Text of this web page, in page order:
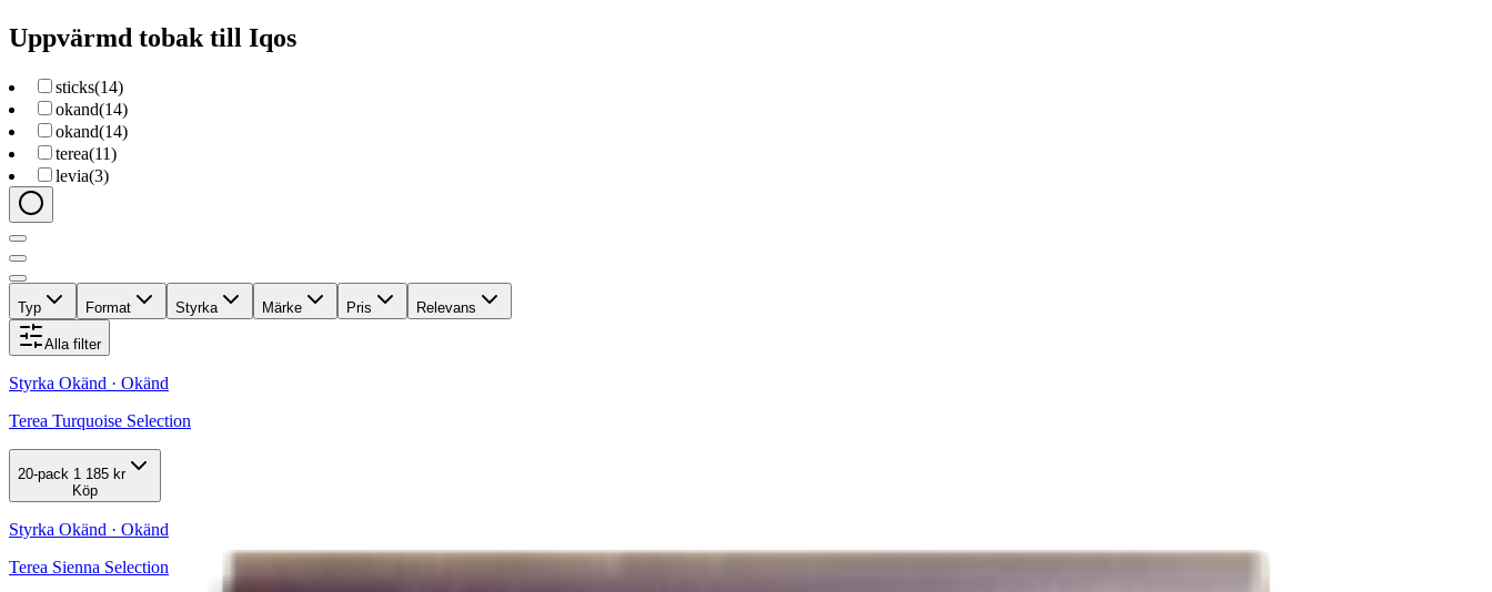
Uppvärmd tobak till Iqos
sticks(14)
okand(14)
okand(14)
terea(11)
levia(3)
Typ Format Styrka Märke Pris Relevans
Alla filter
Styrka Okänd · Okänd
Terea Turquoise Selection
20-pack 1 185 kr
Köp
Styrka Okänd · Okänd
Terea Sienna Selection